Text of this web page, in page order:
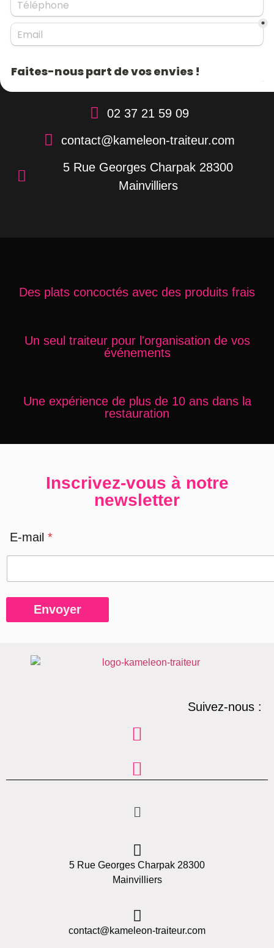
02 37 21 59 09
contact@kameleon-traiteur.com
5 Rue Georges Charpak 28300
Mainvilliers
Des plats concoctés avec des produits frais
Un seul traiteur pour l'organisation de vos
événements
Une expérience de plus de 10 ans dans la
restauration
Inscrivez-vous à notre
newsletter
E-mail *
Envoyer
Suivez-nous :
5 Rue Georges Charpak 28300
Mainvilliers
contact@kameleon-traiteur.com